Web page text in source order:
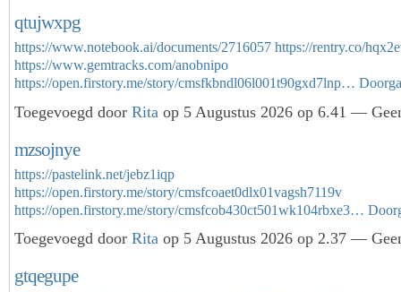
qtujwxpg
https://www.notebook.ai/documents/2716057 https://rentry.co/
https://www.gemtracks.com/anobnipo
https://open.firstory.me/story/cmsfkbndl06l001t90gxd7lnp…
Toegevoegd door Rita op 5 Augustus 2026 op 6.41 —
mzsojnye
https://pastelink.net/jebz1iqp
https://open.firstory.me/story/cmsfcoaet0dlx01vagsh7119v
https://open.firstory.me/story/cmsfcob430ct501wk104rbxe3…
Toegevoegd door Rita op 5 Augustus 2026 op 2.37 —
gtqegupe